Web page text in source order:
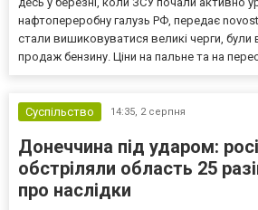
нафтопереробну галузь РФ, передає
стали вишиковуватися великі черги, були
продаж бензину. Ціни на пальне та на
Суспільство 14:35, 2 серпня
Донеччина під ударом:
обстріляли область 25
про наслідки